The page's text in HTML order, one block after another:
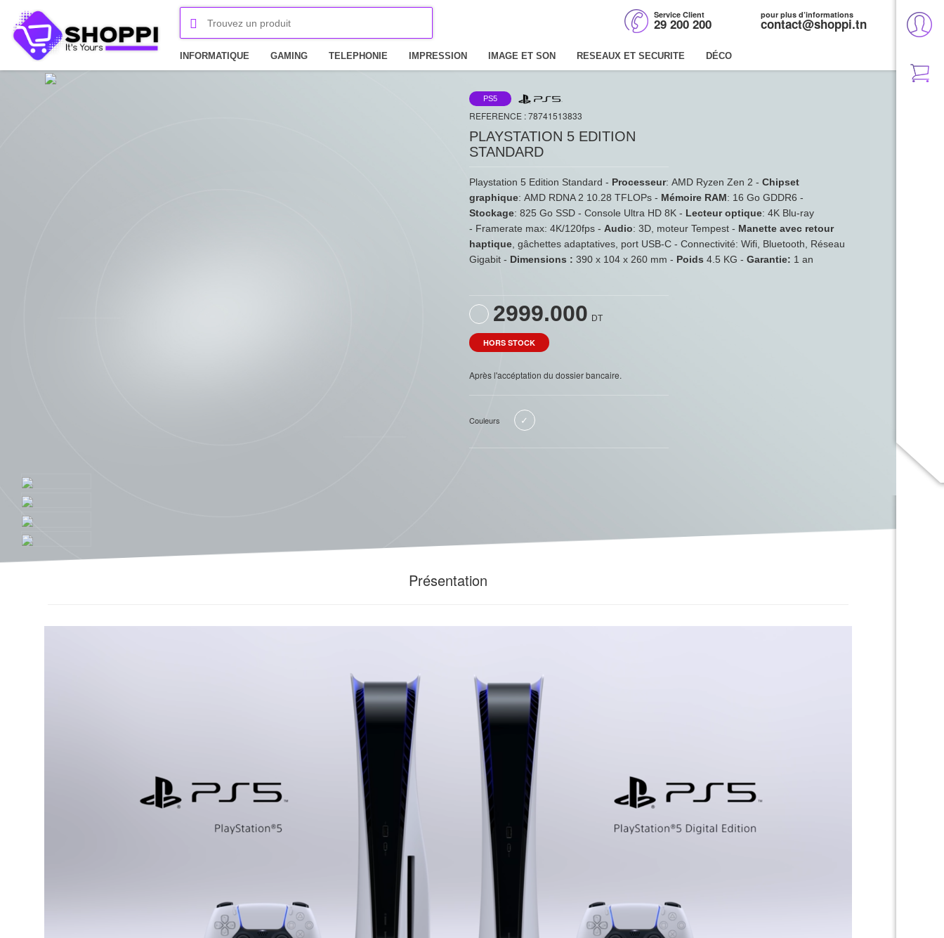
INFORMATIQUE GAMING TELEPHONIE IMPRESSION IMAGE ET SON RESEAUX ET SECURITE DÉCO
Service Client
29 200 200
pour plus d’informations
contact@shoppi.tn
PS5
REFERENCE : 78741513833
PLAYSTATION 5 EDITION
STANDARD
Playstation 5 Edition Standard - Processeur: AMD Ryzen Zen 2 - Chipset
graphique: AMD RDNA 2 10.28 TFLOPs - Mémoire RAM: 16 Go GDDR6 -
Stockage: 825 Go SSD - Console Ultra HD 8K - Lecteur optique: 4K Blu-ray
- Framerate max: 4K/120fps - Audio: 3D, moteur Tempest - Manette avec retour
haptique, gâchettes adaptatives, port USB-C - Connectivité: Wifi, Bluetooth, Réseau
Gigabit - Dimensions : 390 x 104 x 260 mm - Poids 4.5 KG - Garantie: 1 an
2999.000 DT
HORS STOCK
Après l'accéptation du dossier bancaire.
Couleurs ✓
Présentation